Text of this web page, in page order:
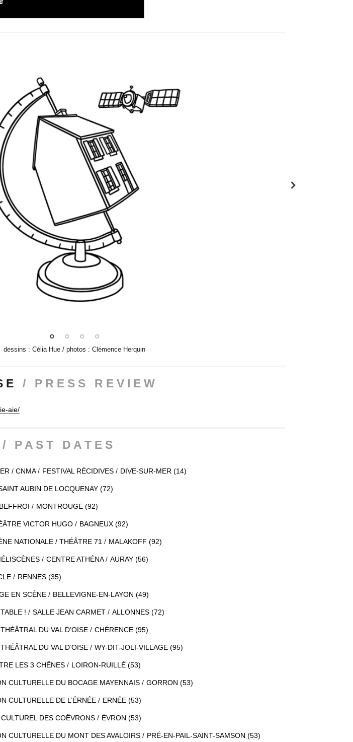
dessins : Célia Hue / photos : Clémence Herquin
E / P R E S S R E V I E W
aie/
/ P A S T D A T E S
/ CNMA FESTIVAL RÉCIDIVES DIVE-SUR-MER (14)
AUBIN DE LOCQUENAY (72)
MONTROUGE (92)
VICTOR HUGO BAGNEUX (92)
NATIONALE / THÉÂTRE 71 MALAKOFF (92)
CENTRE ATHÉNA AURAY (56)
RENNES (35)
EN SCÈNE BELLEVIGNE-EN-LAYON (49)
! SALLE JEAN CARMET ALLONNES (72)
DU VAL D’OISE CHÉRENCE (95)
DU VAL D’OISE WY-DIT-JOLI-VILLAGE (95)
LES 3 CHÊNES LOIRON-RUILLÉ (53)
CULTURELLE DU BOCAGE MAYENNAIS GORRON (53)
CULTURELLE DE L’ÉRNÉE ERNÉE (53)
DES COËVRONS ÉVRON (53)
CULTURELLE DU MONT DES AVALOIRS PRÉ-EN-PAIL-SAINT-SAMSON (53)